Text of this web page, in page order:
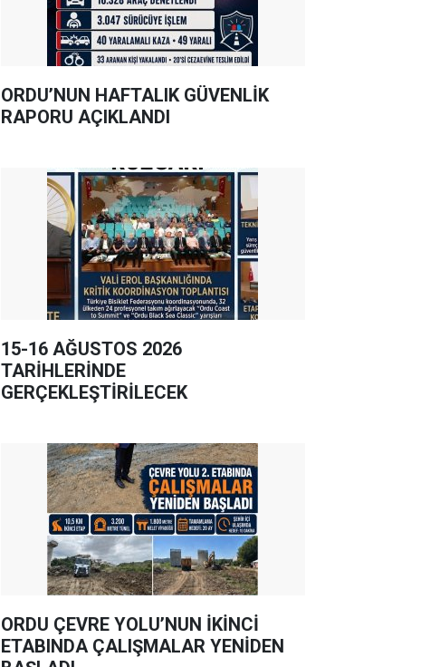
ORDU’NUN HAFTALIK GÜVENLİK
RAPORU AÇIKLANDI
15-16 AĞUSTOS 2026
TARİHLERİNDE
GERÇEKLEŞTİRİLECEK
ORDU ÇEVRE YOLU’NUN İKİNCİ
ETABINDA ÇALIŞMALAR YENİDEN